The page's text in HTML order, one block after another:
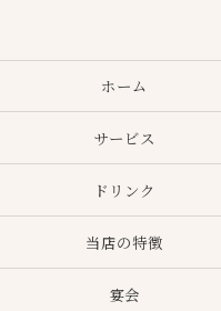
ホーム
サービス
ドリンク
当店の特徴
宴会